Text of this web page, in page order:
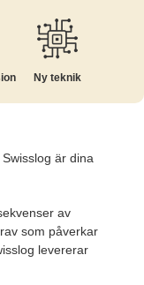
Ny teknik
är dina
av
som påverkar
levererar